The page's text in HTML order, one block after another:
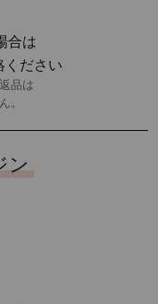
合は
ください
品は
。
ン